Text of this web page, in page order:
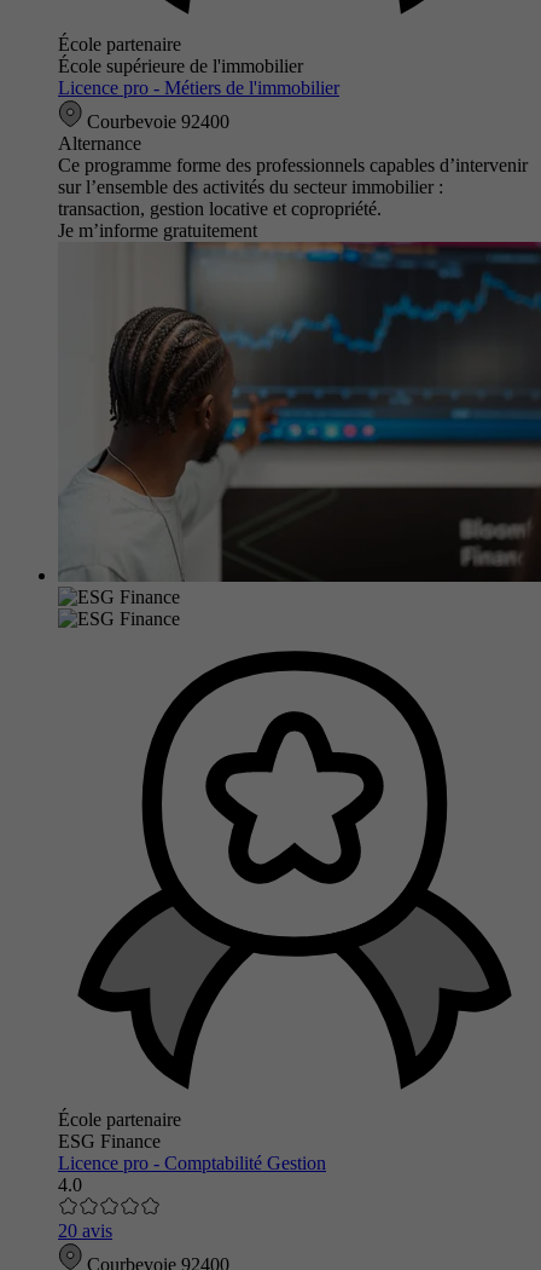
École partenaire
École supérieure de l'immobilier
Licence pro - Métiers de l'immobilier
Courbevoie 92400
Alternance
Ce programme forme des professionnels capables d’intervenir
sur l’ensemble des activités du secteur immobilier :
transaction, gestion locative et copropriété.
Je m’informe gratuitement
École partenaire
ESG Finance
Licence pro - Comptabilité Gestion
4.0
20 avis
Courbevoie 92400